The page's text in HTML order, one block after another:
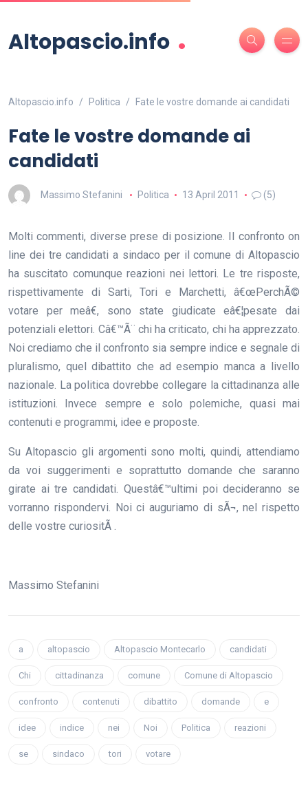
Altopascio.info .
Altopascio.info Politica Fate le vostre domande ai candidati
Fate le vostre domande ai
candidati
Massimo Stefanini Politica 13 April 2011 (5)
Molti commenti, diverse prese di posizione. Il confronto on
line dei tre candidati a sindaco per il comune di Altopascio
ha suscitato comunque reazioni nei lettori. Le tre risposte,
rispettivamente di Sarti, Tori e Marchetti, â€œPerchÃ©
votare per meâ€, sono state giudicate eâ€¦pesate dai
potenziali elettori. Câ€™Ã¨ chi ha criticato, chi ha apprezzato.
Noi crediamo che il confronto sia sempre indice e segnale di
pluralismo, quel dibattito che ad esempio manca a livello
nazionale. La politica dovrebbe collegare la cittadinanza alle
istituzioni. Invece sempre e solo polemiche, quasi mai
contenuti e programmi, idee e proposte.
Su Altopascio gli argomenti sono molti, quindi, attendiamo
da voi suggerimenti e soprattutto domande che saranno
girate ai tre candidati. Questâ€™ultimi poi decideranno se
vorranno rispondervi. Noi ci auguriamo di sÃ¬, nel rispetto
delle vostre curiositÃ .
Massimo Stefanini
a altopascio Altopascio Montecarlo candidati
Chi cittadinanza comune Comune di Altopascio
confronto contenuti dibattito domande e
idee indice nei Noi Politica reazioni
se sindaco tori votare